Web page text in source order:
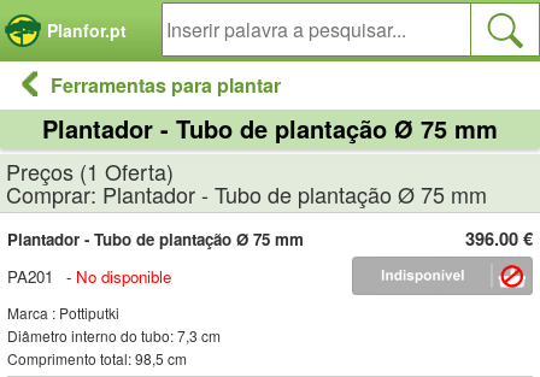
Planfor.pt
Ferramentas para plantar
Plantador - Tubo de plantação Ø 75 mm
Preços (1 Oferta)
Comprar: Plantador - Tubo de plantação Ø 75 mm
396.00 €
Plantador - Tubo de plantação Ø 75 mm
PA201
- No disponible
Marca : Pottiputki
Diâmetro interno do tubo: 7,3 cm
Comprimento total: 98,5 cm
Painel de Gerenciamento de Cookies